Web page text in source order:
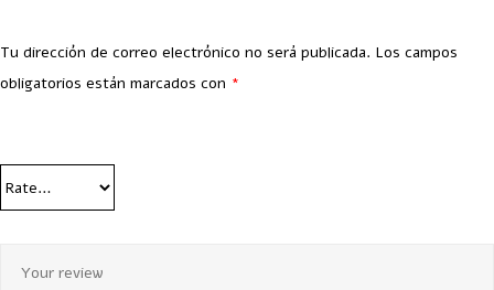
Tu dirección de correo electrónico no será publicada. Los campos
obligatorios están marcados con *